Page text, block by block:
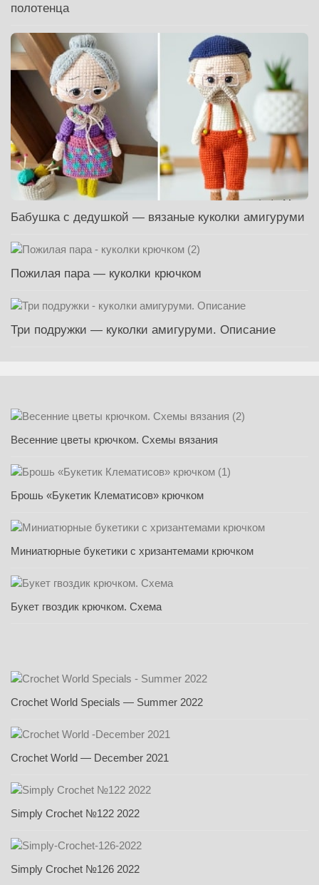
полотенца
Бабушка с дедушкой — вязаные куколки амигуруми
Пожилая пара — куколки крючком
Три подружки — куколки амигуруми. Описание
Весенние цветы крючком. Схемы вязания
Брошь «Букетик Клематисов» крючком
Миниатюрные букетики с хризантемами крючком
Букет гвоздик крючком. Схема
Crochet World Specials — Summer 2022
Crochet World — December 2021
Simply Crochet №122 2022
Simply Crochet №126 2022